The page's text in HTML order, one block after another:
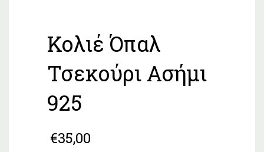
Κολιέ Όπαλ
Τσεκούρι Ασήμι
925
€35,00